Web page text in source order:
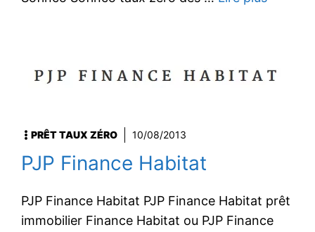
PRÊT TAUX ZÉRO 10/08/2013
PJP Finance Habitat
PJP Finance Habitat PJP Finance Habitat prêt
immobilier Finance Habitat ou PJP Finance